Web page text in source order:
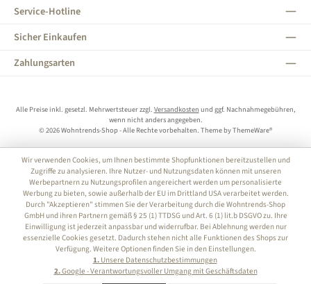
Service-Hotline
Sicher Einkaufen
Zahlungsarten
Alle Preise inkl. gesetzl. Mehrwertsteuer zzgl. Versandkosten und ggf. Nachnahmegebühren,
wenn nicht anders angegeben.
© 2026 Wohntrends-Shop - Alle Rechte vorbehalten. Theme byThemeWare®
Wir verwenden Cookies, um Ihnen bestimmte Shopfunktionen bereitzustellen und
Zugriffe zu analysieren. Ihre Nutzer- und Nutzungsdaten können mit unseren
Werbepartnern zu Nutzungsprofilen angereichert werden um personalisierte
Werbung zu bieten, sowie außerhalb der EU im Drittland USA verarbeitet werden.
Durch "Akzeptieren" stimmen Sie der Verarbeitung durch die Wohntrends-Shop
GmbH und ihren Partnern gemäß § 25 (1) TTDSG und Art. 6 (1) lit.b DSGVO zu. Ihre
Einwilligung ist jederzeit anpassbar und widerrufbar. Bei Ablehnung werden nur
essenzielle Cookies gesetzt. Dadurch stehen nicht alle Funktionen des Shops zur
Verfügung. Weitere Optionen finden Sie in den Einstellungen.
1.Unsere Datenschutzbestimmungen
2.Google - Verantwortungsvoller Umgang mit Geschäftsdaten